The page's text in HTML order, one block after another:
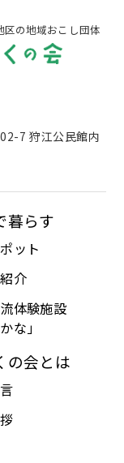
の地域おこし団体
7 狩江公民館内
暮らす
ット
介
体験施設
な」
の会とは